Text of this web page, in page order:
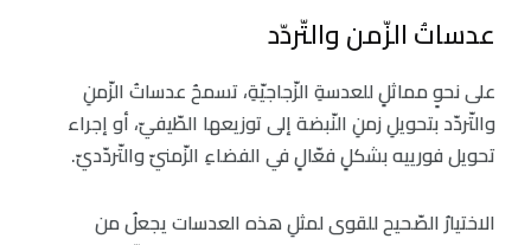
عدساتُ الزّمن والتّردّد
على نحوٍ مماثلٍ للعدسةِ الزّجاجيّةِ، تسمحُ عدساتُ الزّمنِ
والتّردّد بتحويلِ زمنِ النّبضة إلى توزيعها الطّيفيّ، أو إجراء
تحويل فورييه بشكلٍ فعّالٍ في الفضاءِ الزّمنيّ والتّردّديّ.
الاختيارُ الصّحيح للقوى لمثلِ هذه العدسات يجعلُ من